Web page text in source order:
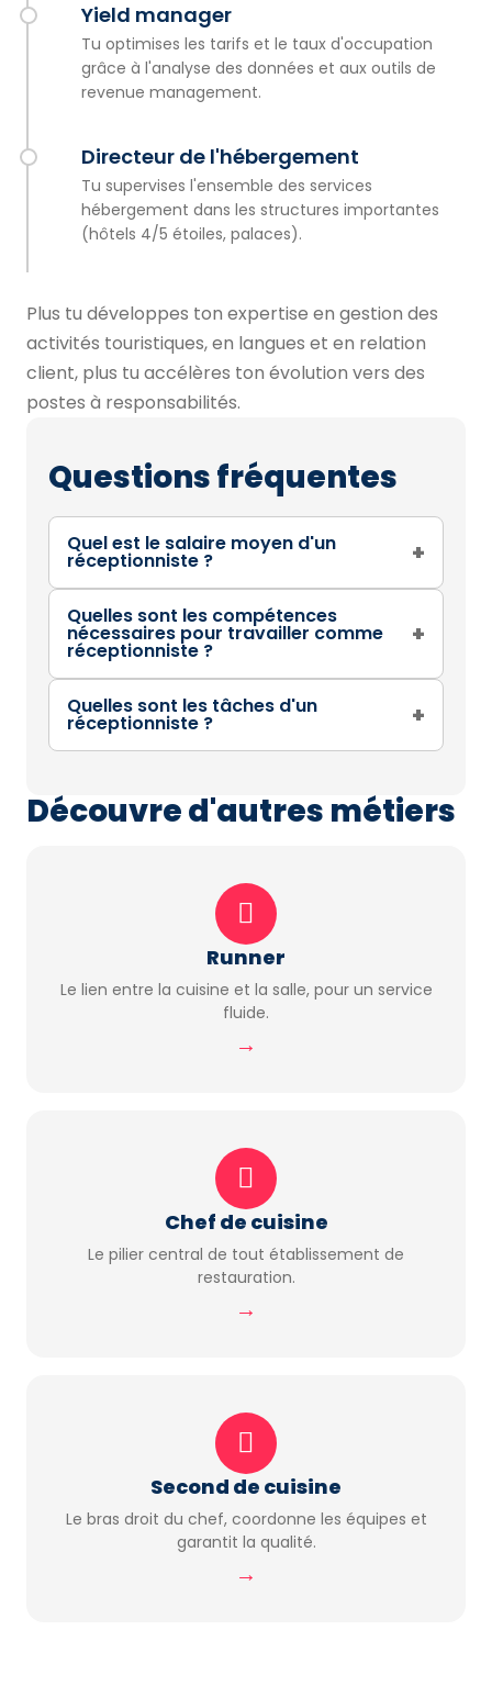
Yield manager
Tu optimises les tarifs et le taux d'occupation
grâce à l'analyse des données et aux outils de
revenue management.
Directeur de l'hébergement
Tu supervises l'ensemble des services
hébergement dans les structures importantes
(hôtels 4/5 étoiles, palaces).
Plus tu développes ton expertise en gestion des
activités touristiques, en langues et en relation
client, plus tu accélères ton évolution vers des
postes à responsabilités.
Questions fréquentes
Quel est le salaire moyen d'un
réceptionniste ? +
Quelles sont les compétences
nécessaires pour travailler comme
réceptionniste ?
+
Quelles sont les tâches d'un
réceptionniste ? +
Découvre d'autres métiers
Runner
Le lien entre la cuisine et la salle, pour un service
fluide.
→
Chef de cuisine
Le pilier central de tout établissement de
restauration.
→
Second de cuisine
Le bras droit du chef, coordonne les équipes et
garantit la qualité.
→